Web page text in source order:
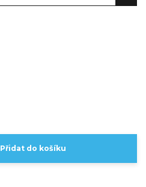
Přidat do košíku